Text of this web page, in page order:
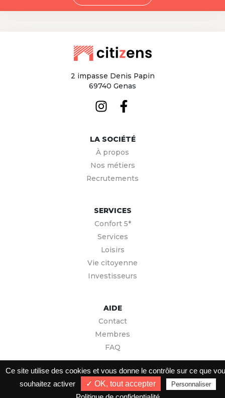
2 impasse Denis Papin
69740 Genas
LA SOCIÉTÉ
À propos
Nos métiers
Recrutements
SERVICES
Confort 5*
Services
Loisirs
Vie citoyenne
Investisseurs
AIDE
Contact
Membres
FAQ
Confidentialité Conditions générales d'utilisation
. © 2026 Citizens. Tous
droits réservés.
Ce site utilise des cookies et vous donne le contrôle sur ce que
souhaitez activer
✓ OK, tout accepter Personnaliser